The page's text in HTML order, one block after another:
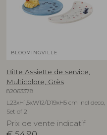
BLOOMINGVILLE
Bitte Assiette de service,
Multicolore, Grès
82063378
L23xH1,5xW12/D19xH5 cm incl deco,
Set of 2
Prix de vente indicatif